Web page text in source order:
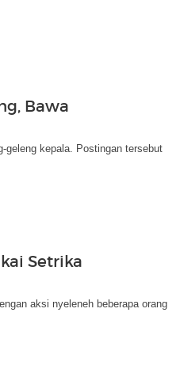
Bawa
geleng kepala. Postingan tersebut
Setrika
aksi nyeleneh beberapa orang